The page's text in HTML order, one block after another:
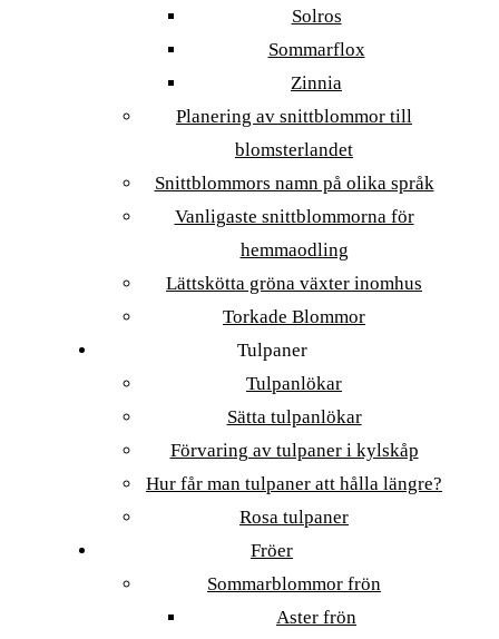
Solros
Sommarflox
Zinnia
Planering av snittblommor till
blomsterlandet
Snittblommors namn på olika språk
Vanligaste snittblommorna för
hemmaodling
Lättskötta gröna växter inomhus
Torkade Blommor
Tulpaner
Tulpanlökar
Sätta tulpanlökar
Förvaring av tulpaner i kylskåp
Hur får man tulpaner att hålla längre?
Rosa tulpaner
Fröer
Sommarblommor frön
Aster frön